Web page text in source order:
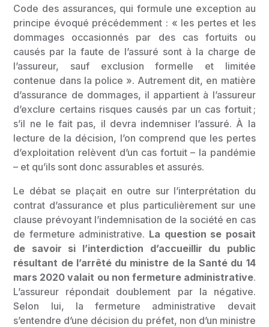
Code des assurances, qui formule une exception au
principe évoqué précédemment : « les pertes et les
dommages occasionnés par des cas fortuits ou
causés par la faute de l’assuré sont à la charge de
l’assureur, sauf exclusion formelle et limitée
contenue dans la police ». Autrement dit, en matière
d’assurance de dommages, il appartient à l’assureur
d’exclure certains risques causés par un cas fortuit ;
s’il ne le fait pas, il devra indemniser l’assuré. À la
lecture de la décision, l’on comprend que les pertes
d’exploitation relèvent d’un cas fortuit – la pandémie
– et qu’ils sont donc assurables et assurés.
Le débat se plaçait en outre sur l’interprétation du
contrat d’assurance et plus particulièrement sur une
clause prévoyant l’indemnisation de la société en cas
de fermeture administrative. La question se posait
de savoir si l’interdiction d’accueillir du public
résultant de l’arrêté du ministre de la Santé du 14
mars 2020 valait ou non fermeture administrative.
L’assureur répondait doublement par la négative.
Selon lui, la fermeture administrative devait
s’entendre d’une décision du préfet, non d’un ministre